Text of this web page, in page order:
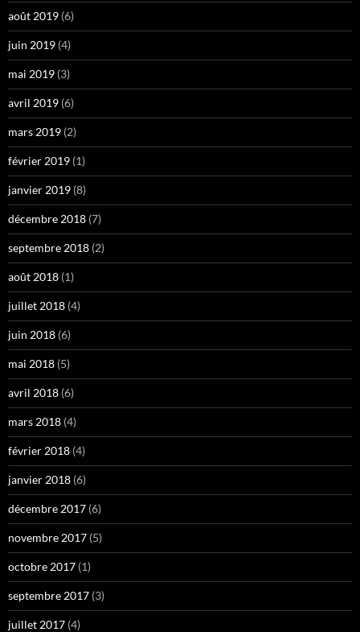
août 2019 (6)
juin 2019 (4)
mai 2019 (3)
avril 2019 (6)
mars 2019 (2)
février 2019 (1)
janvier 2019 (8)
décembre 2018 (7)
septembre 2018 (2)
août 2018 (1)
juillet 2018 (4)
juin 2018 (6)
mai 2018 (5)
avril 2018 (6)
mars 2018 (4)
février 2018 (4)
janvier 2018 (6)
décembre 2017 (6)
novembre 2017 (5)
octobre 2017 (1)
septembre 2017 (3)
juillet 2017 (4)